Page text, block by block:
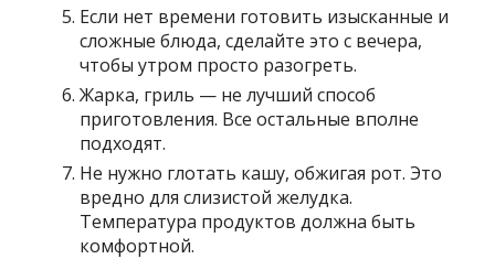
Если нет времени готовить изысканные и
сложные блюда, сделайте это с вечера,
чтобы утром просто разогреть.
Жарка, гриль — не лучший способ
приготовления. Все остальные вполне
подходят.
Не нужно глотать кашу, обжигая рот. Это
вредно для слизистой желудка.
Температура продуктов должна быть
комфортной.